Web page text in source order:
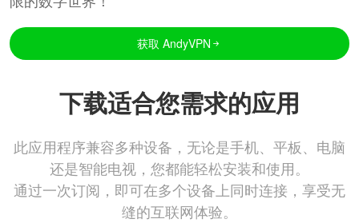
获取 AndyVPN
下载适合您需求的应用
此应用程序兼容多种设备，无论是手机、平板、电脑
还是智能电视，您都能轻松安装和使用。
通过一次订阅，即可在多个设备上同时连接，享受无
缝的互联网体验。